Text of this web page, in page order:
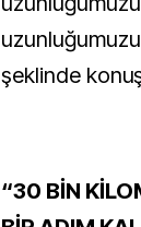
şeklinde
“30 BİN